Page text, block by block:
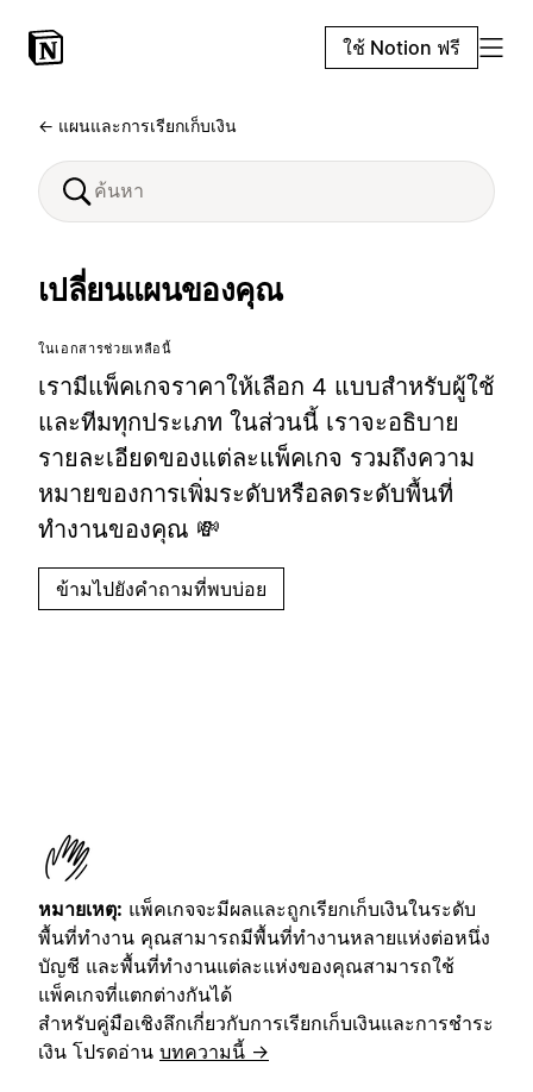
ใช้ Notion ฟรี
← แผนและการเรียกเก็บเงิน
เปลี่ยนแผนของคุณ
ในเอกสารช่วยเหลือนี้
เรามีแพ็คเกจราคาให้เลือก 4 แบบสำหรับผู้ใช้
และทีมทุกประเภท ในส่วนนี้ เราจะอธิบาย
รายละเอียดของแต่ละแพ็คเกจ รวมถึงความ
หมายของการเพิ่มระดับหรือลดระดับพื้นที่
ทำงานของคุณ 💸
ข้ามไปยังคำถามที่พบบ่อย
หมายเหตุ: แพ็คเกจจะมีผลและถูกเรียกเก็บเงินในระดับ
พื้นที่ทำงาน คุณสามารถมีพื้นที่ทำงานหลายแห่งต่อหนึ่ง
บัญชี และพื้นที่ทำงานแต่ละแห่งของคุณสามารถใช้
แพ็คเกจที่แตกต่างกันได้
สำหรับคู่มือเชิงลึกเกี่ยวกับการเรียกเก็บเงินและการชำระ
เงิน โปรดอ่าน บทความนี้ →